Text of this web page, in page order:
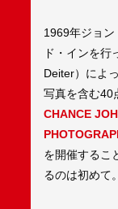
1969年ジョン
ド・インを
Deiter）によ
写真を含む40
CHANCE
を開催するこ
るのは初めて。